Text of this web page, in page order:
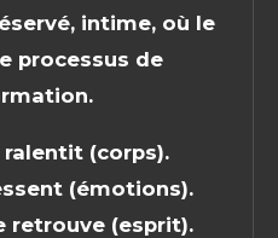
intime, où le
processus de
ralentit (corps).
(émotions).
retrouve (esprit).